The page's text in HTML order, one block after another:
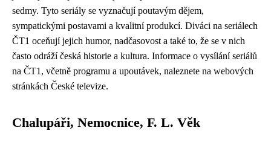
sedmy. Tyto seriály se vyznačují poutavým dějem,
sympatickými postavami a kvalitní produkcí. Diváci na seriálech
ČT1 oceňují jejich humor, nadčasovost a také to, že se v nich
často odráží česká historie a kultura. Informace o vysílání seriálů
na ČT1, včetně programu a upoutávek, naleznete na webových
stránkách České televize.
Chalupáři, Nemocnice, F. L. Věk